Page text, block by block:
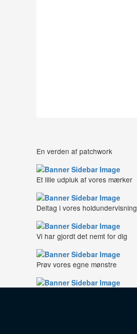
En verden af patchwork
Et lille udpluk af vores mærker
Deltag i vores holdundervisning
Vi har gjordt det nemt for dig
Prøv vores egne mønstre